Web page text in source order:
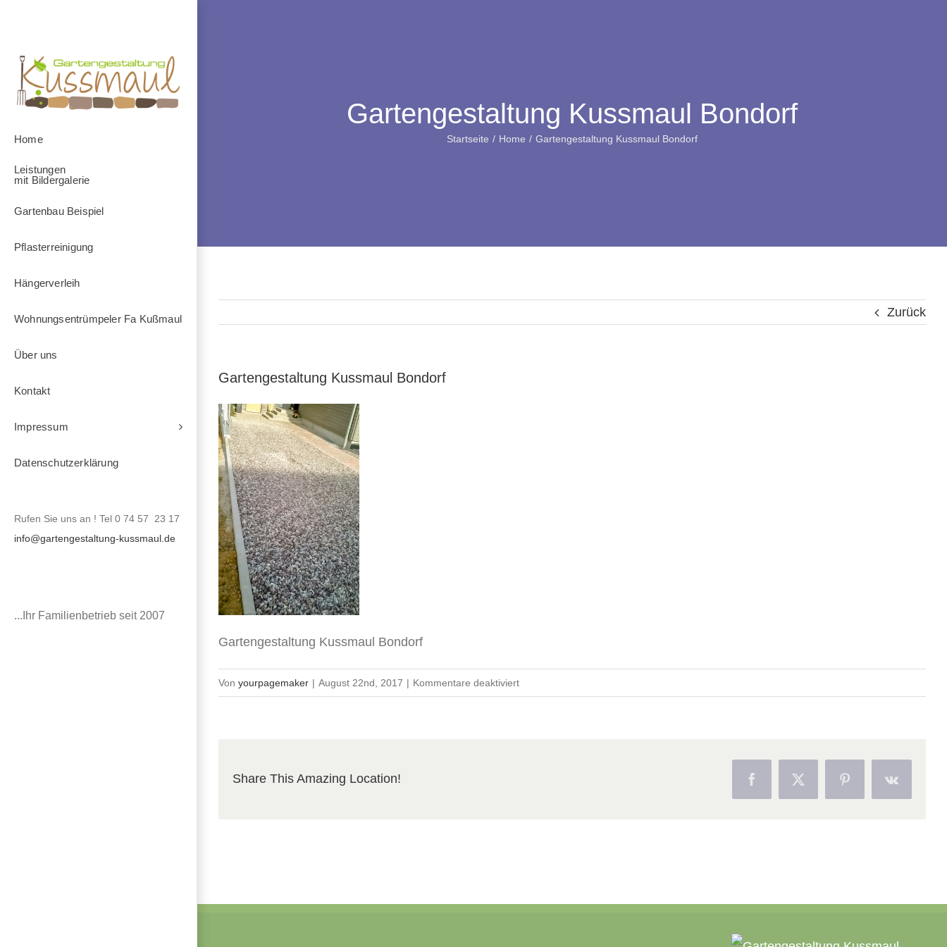
springen
Home
Leistungen
mit Bildergalerie
Gartenbau Beispiel
Pflasterreinigung
Hängerverleih
Wohnungsentrümpeler Fa Kußmaul
Über uns
Kontakt
Impressum
Datenschutzerklärung
Rufen Sie uns an ! Tel 0 74 57 23 17
info@gartengestaltung-kussmaul.de
...Ihr Familienbetrieb seit 2007
Gartengestaltung Kussmaul Bondorf
Startseite Home Gartengestaltung Kussmaul Bondorf
Zurück
Gartengestaltung Kussmaul Bondorf
Gartengestaltung Kussmaul Bondorf
Von yourpagemaker | August 22nd, 2017 | Kommentare deaktiviertfür
Share This Amazing Location! FacebookX PinterestVk